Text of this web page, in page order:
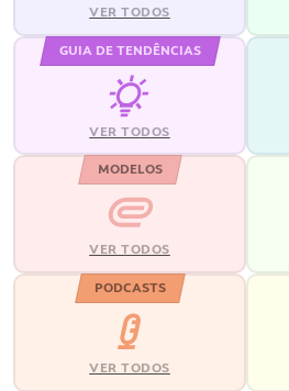
VER TODOS
GUIA DE TENDÊNCIAS
VER TODOS
MODELOS
VER TODOS
PODCASTS
VER TODOS